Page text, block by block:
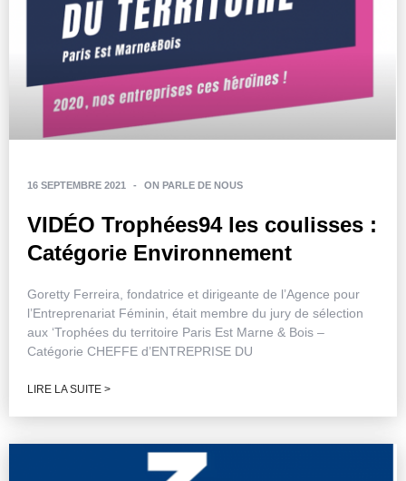
16 SEPTEMBRE 2021 - ON PARLE DE NOUS
VIDÉO Trophées94 les coulisses :
Catégorie Environnement
Goretty Ferreira, fondatrice et dirigeante de l’Agence pour
l’Entreprenariat Féminin, était membre du jury de sélection
aux ‘Trophées du territoire Paris Est Marne & Bois –
Catégorie CHEFFE d’ENTREPRISE DU
LIRE LA SUITE >